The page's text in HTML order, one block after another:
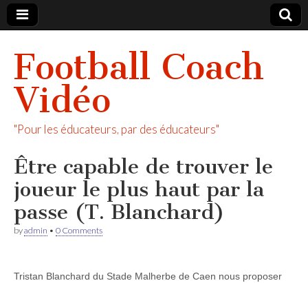
Football Coach
Vidéo
"Pour les éducateurs, par des éducateurs"
Être capable de trouver le
joueur le plus haut par la
passe (T. Blanchard)
byadmin • 0 Comments
Tristan Blanchard du Stade Malherbe de Caen nous proposer